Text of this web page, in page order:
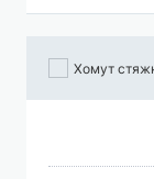
Хомут